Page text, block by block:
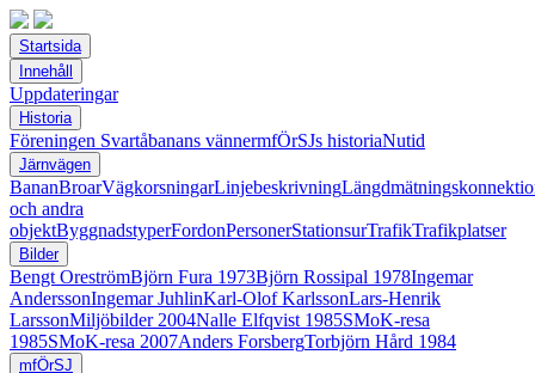
Startsida
Innehåll
Uppdateringar
Historia
Föreningen Svartåbanans vännermfÖrSJs historiaNutid
Järnvägen
BananBroarVägkorsningarLinjebeskrivning
och andra
objektByggnadstyperFordonPersonerStationsurTrafikTrafikplatser
Bilder
Bengt OreströmBjörn Fura 1973Björn Rossipal 1978Ingemar
AnderssonIngemar JuhlinKarl-Olof KarlssonLars-Henrik
LarssonMiljöbilder 2004Nalle Elfqvist 1985SMoK-resa
1985SMoK-resa 2007Anders ForsbergTorbjörn Hård 1984
mfÖrSJ